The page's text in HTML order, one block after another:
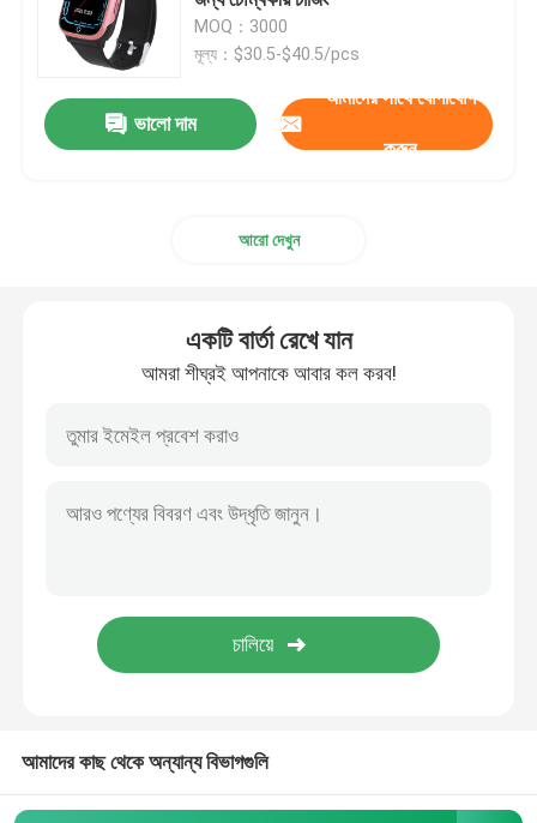
4G স্মার্ট ওয়াচ
4 জি ক্লাউড ফোন
ওয়াটারপ্রুফ স্মার্ট ওয়াচ
হার্ট রেট স্মার্টওয়াচ
রক্তচাপ স্মার্টওয়াচ
শরীরের তাপমাত্রা স্মার্টওয়াচ
MOQ：3000
মূল্য：$30.5-$40.5/pcs
ভালো দাম
আমাদের সাথে যোগাযোগ
করুন
আরো দেখুন
একটি বার্তা রেখে যান
আমরা শীঘ্রই আপনাকে আবার কল করব!
আমাদের কাছ থেকে অন্যান্য বিভাগগুলি